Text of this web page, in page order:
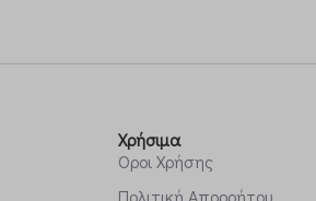
Χρήσιμα
Όροι Χρήσης
Πολιτική Απορρήτου